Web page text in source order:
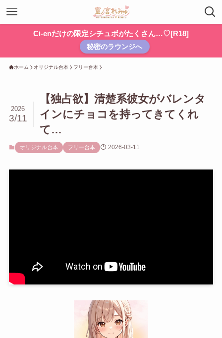
Ci-enだけの限定シチュボがたくさん…♡[R18]
秘密のラウンジへ
ホーム オリジナル台本 フリー台本
【独占欲】清楚系彼女がバレンタ
インにチョコを持ってきてくれ
て…
2026
3/11
オリジナル台本 フリー台本 2026-03-11